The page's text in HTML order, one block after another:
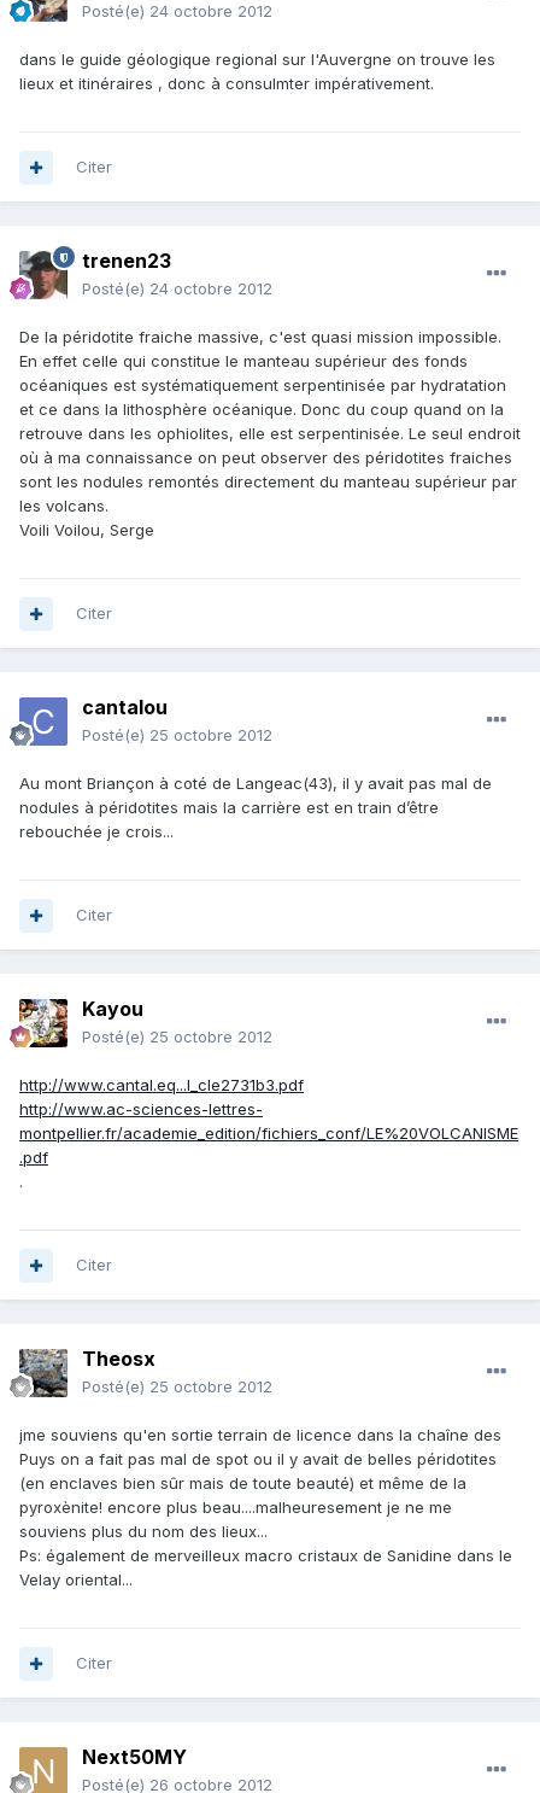
Posté(e) 24 octobre 2012
dans le guide géologique regional sur l'Auvergne on trouve les
lieux et itinéraires , donc à consulmter impérativement.
Citer
trenen23
Posté(e) 24 octobre 2012
De la péridotite fraiche massive, c'est quasi mission impossible.
En effet celle qui constitue le manteau supérieur des fonds
océaniques est systématiquement serpentinisée par hydratation
et ce dans la lithosphère océanique. Donc du coup quand on la
retrouve dans les ophiolites, elle est serpentinisée. Le seul endroit
où à ma connaissance on peut observer des péridotites fraiches
sont les nodules remontés directement du manteau supérieur par
les volcans.
Voili Voilou, Serge
Citer
cantalou
Posté(e) 25 octobre 2012
Au mont Briançon à coté de Langeac(43), il y avait pas mal de
nodules à péridotites mais la carrière est en train d’être
rebouchée je crois...
Citer
Kayou
Posté(e) 25 octobre 2012
http://www.cantal.eq...l_cle2731b3.pdf
http://www.ac-sciences-lettres-
montpellier.fr/academie_edition/fichiers_conf/LE%20VOLCANISME
.pdf
.
Citer
Theosx
Posté(e) 25 octobre 2012
jme souviens qu'en sortie terrain de licence dans la chaîne des
Puys on a fait pas mal de spot ou il y avait de belles péridotites
(en enclaves bien sûr mais de toute beauté) et même de la
pyroxènite! encore plus beau....malheuresement je ne me
souviens plus du nom des lieux...
Ps: également de merveilleux macro cristaux de Sanidine dans le
Velay oriental...
Citer
Next50MY
Posté(e) 26 octobre 2012